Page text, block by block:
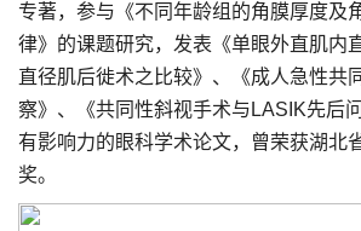
专著，参与《不同年龄组的角膜厚度及
律》的课题研究，发表《单眼外直肌内
直径肌后徙术之比较》、《成人急性共
察》、《共同性斜视手术与LASIK先后
有影响力的眼科学术论文，曾荣获湖北
奖。